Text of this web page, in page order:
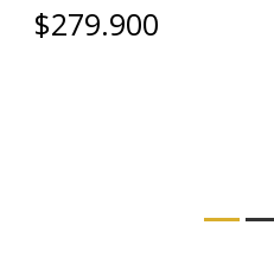
$279.900